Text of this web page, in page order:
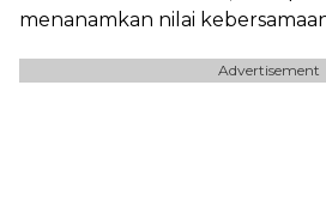
menanamkan nilai
Advertisement